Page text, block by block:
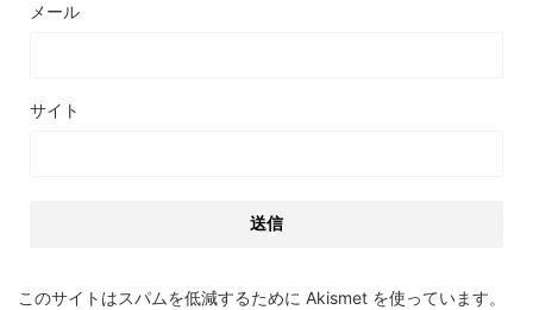
メール
サイト
このサイトはスパムを低減するために Akismet を使っています。